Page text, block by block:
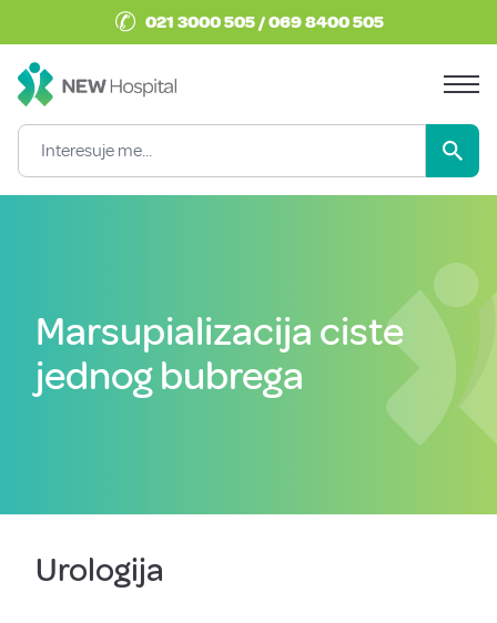
✆ 021 3000 505 / 069 8400 505
Marsupializacija ciste
jednog bubrega
Urologija